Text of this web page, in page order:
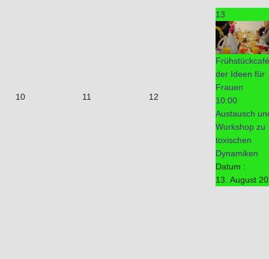
10 11 12
13
Frühstückcafé
der Ideen für
Frauen
10:00
Austausch
Workshop zu
toxischen
Dynamiken
Datum :
13. August